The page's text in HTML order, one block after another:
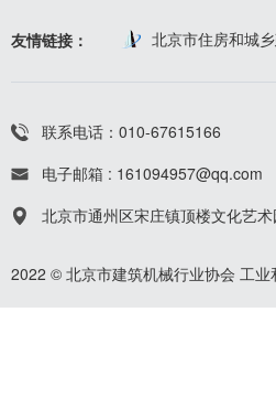
友情链接： 北京市住房和城
联系电话：010-67615166
电子邮箱 : 161094957@qq.com
北京市通州区宋庄镇顶楼文化艺
2022 © 北京市建筑机械行业协会 工业